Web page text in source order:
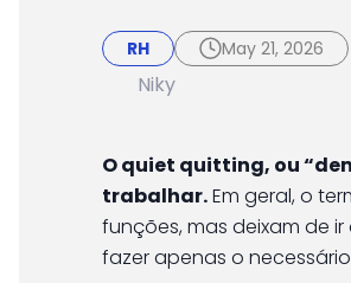
Quiet
RH May 21, 2026
Niky
O quiet quitting, ou
trabalhar.Em geral, o
funções, mas deixam de
fazer apenas o